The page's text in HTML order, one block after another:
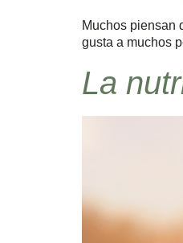
Muchos piensan
gusta a muchos
La